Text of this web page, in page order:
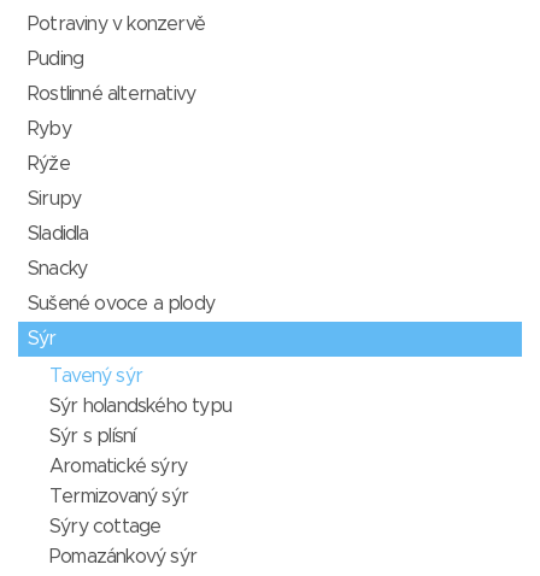
Potraviny v konzervě
Puding
Rostlinné alternativy
Ryby
Rýže
Sirupy
Sladidla
Snacky
Sušené ovoce a plody
Sýr
Tavený sýr
Sýr holandského typu
Sýr s plísní
Aromatické sýry
Termizovaný sýr
Sýry cottage
Pomazánkový sýr